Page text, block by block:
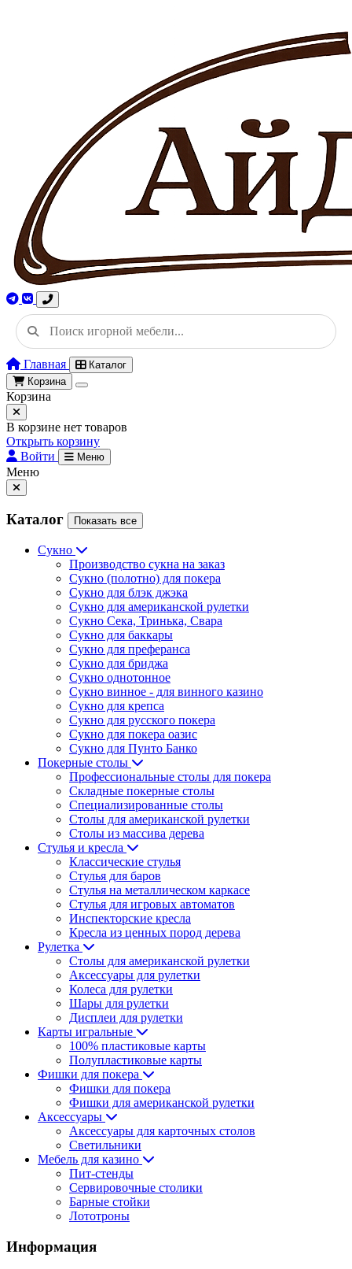
Главная
Каталог
Корзина
Корзина
В корзине нет товаров
Открыть корзину
Войти
Меню
Меню
Каталог Показать все
Сукно
Производство сукна на заказ
Сукно (полотно) для покера
Сукно для блэк джэка
Сукно для американской рулетки
Сукно Сека, Тринька, Свара
Сукно для баккары
Сукно для преферанса
Сукно для бриджа
Сукно однотонное
Сукно винное - для винного казино
Сукно для крепса
Сукно для русского покера
Сукно для покера оазис
Сукно для Пунто Банко
Покерные столы
Профессиональные столы для покера
Складные покерные столы
Специализированные столы
Столы для американской рулетки
Столы из массива дерева
Стулья и кресла
Классические стулья
Стулья для баров
Стулья на металлическом каркасе
Стулья для игровых автоматов
Инспекторские кресла
Кресла из ценных пород дерева
Рулетка
Столы для американской рулетки
Аксессуары для рулетки
Колеса для рулетки
Шары для рулетки
Дисплеи для рулетки
Карты игральные
100% пластиковые карты
Полупластиковые карты
Фишки для покера
Фишки для покера
Фишки для американской рулетки
Аксессуары
Аксессуары для карточных столов
Светильники
Мебель для казино
Пит-стенды
Сервировочные столики
Барные стойки
Лототроны
Информация